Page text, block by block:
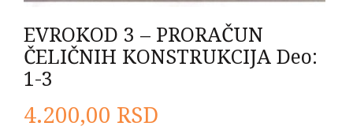
EVROKOD 3 – PRORAČUN
ČELIČNIH KONSTRUKCIJA Deo:
1-3
4.200,00 RSD